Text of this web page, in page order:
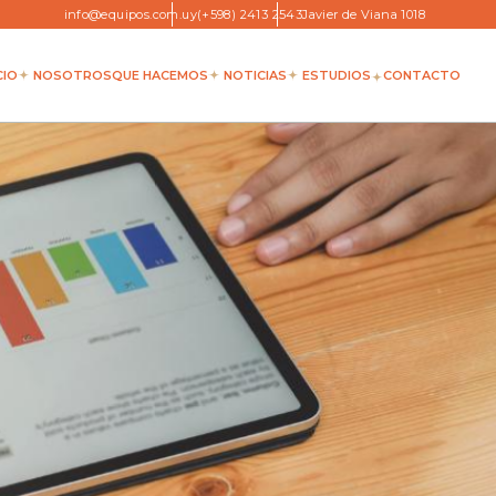
info@equipos.com.uy(+598) 2413 2543Javier de Viana 1018
NOSOTROSQUE HACEMOS NOTICIAS ESTUDIOS CONTACTO